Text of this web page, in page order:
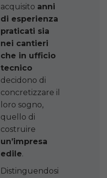
acquisito anni
di esperienza
praticati sia
nei cantieri
che in ufficio
tecnico
decidono di
concretizzare il
loro sogno,
quello di
costruire
un’impresa
edile.
Distinguendosi